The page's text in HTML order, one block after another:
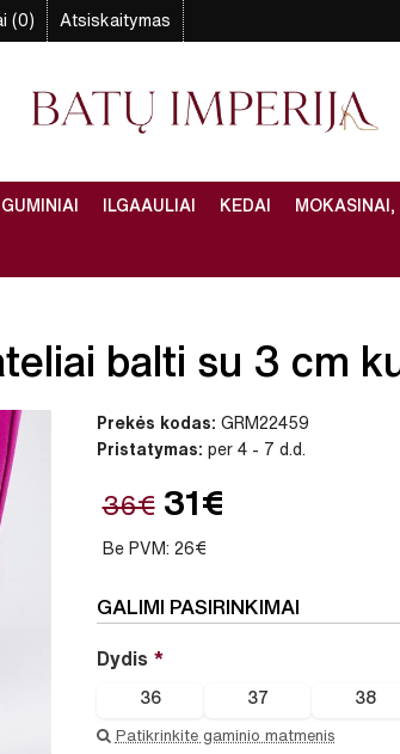
(0) Atsiskaitymas
GUMINIAI ILGAAULIAI KEDAI MOKASINAI,
balti su 3 cm
Prekės kodas: GRM22459
Pristatymas: per 4 - 7 d.d.
36€ 31€
Be PVM: 26€
GALIMI PASIRINKIMAI
Dydis
36 37 38
Patikrinkite gaminio matmenis